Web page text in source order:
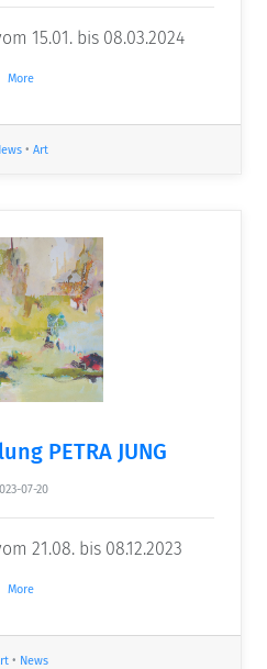
15.01. bis 08.03.2024
More
• Art
PETRA JUNG
07-20
21.08. bis 08.12.2023
More
• News